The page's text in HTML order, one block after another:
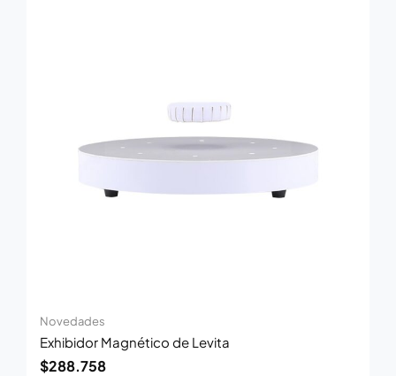
Novedades
Exhibidor Magnético de Levita
$288.758